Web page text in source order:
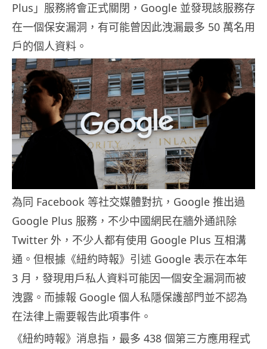
Plus」服務將會正式關閉，Google 並發現該服務存
在一個保安漏洞，有可能曾因此洩漏最多 50 萬名用
戶的個人資料。
為同 Facebook 等社交媒體對抗，Google 推出過
Google Plus 服務，不少中國網民在牆外通訊除
Twitter 外，不少人都有使用 Google Plus 互相溝
通。但根據《紐約時報》引述 Google 表示在本年
3 月，發現用戶私人資料可能因一個安全漏洞而被
洩露。而據報 Google 個人私隱保護部門並不認為
在法律上需要報告此項事件。
《紐約時報》消息指，最多 438 個第三方應用程式